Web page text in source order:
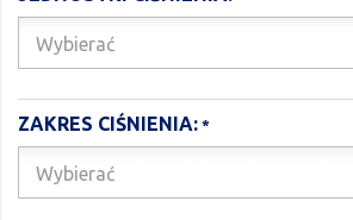
Wybierać
ZAKRES CIŚNIENIA:
Wybierać